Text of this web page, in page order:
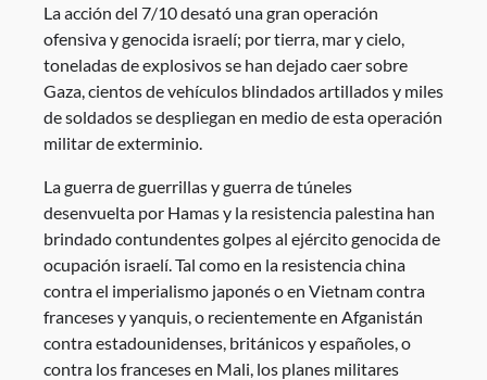
La acción del 7/10 desató una gran operación
ofensiva y genocida israelí; por tierra, mar y cielo,
toneladas de explosivos se han dejado caer sobre
Gaza, cientos de vehículos blindados artillados y miles
de soldados se despliegan en medio de esta operación
militar de exterminio.
La guerra de guerrillas y guerra de túneles
desenvuelta por Hamas y la resistencia palestina han
brindado contundentes golpes al ejército genocida de
ocupación israelí. Tal como en la resistencia china
contra el imperialismo japonés o en Vietnam contra
franceses y yanquis, o recientemente en Afganistán
contra estadounidenses, británicos y españoles, o
contra los franceses en Mali, los planes militares